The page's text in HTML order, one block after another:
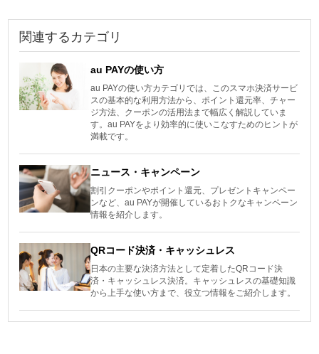
関連するカテゴリ
au PAYの使い方
au PAYの使い方カテゴリでは、このスマホ決済サービ
スの基本的な利用方法から、ポイント還元率、チャー
ジ方法、クーポンの活用法まで幅広く解説していま
す。au PAYをより効率的に使いこなすためのヒントが
満載です。
ニュース・キャンペーン
割引クーポンやポイント還元、プレゼントキャンペー
ンなど、au PAYが開催しているおトクなキャンペーン
情報を紹介します。
QRコード決済・キャッシュレス
日本の主要な決済方法として定着したQRコード決
済・キャッシュレス決済。キャッシュレスの基礎知識
から上手な使い方まで、役立つ情報をご紹介します。